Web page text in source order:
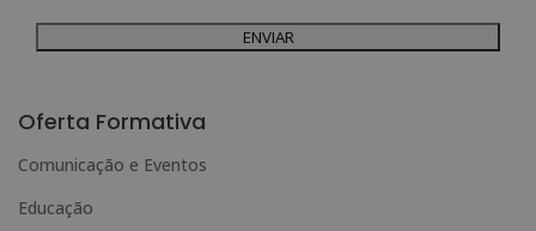
contactando-nos para o endereço admin@grupoesneca.com.
Para mais informações, consulte a nossa Política de Privacidade.
Deseja receber informação comercial (por telefone e/ou correio electrónico):
e
r
Oferta Formativa
Comunicação e Eventos
Educação